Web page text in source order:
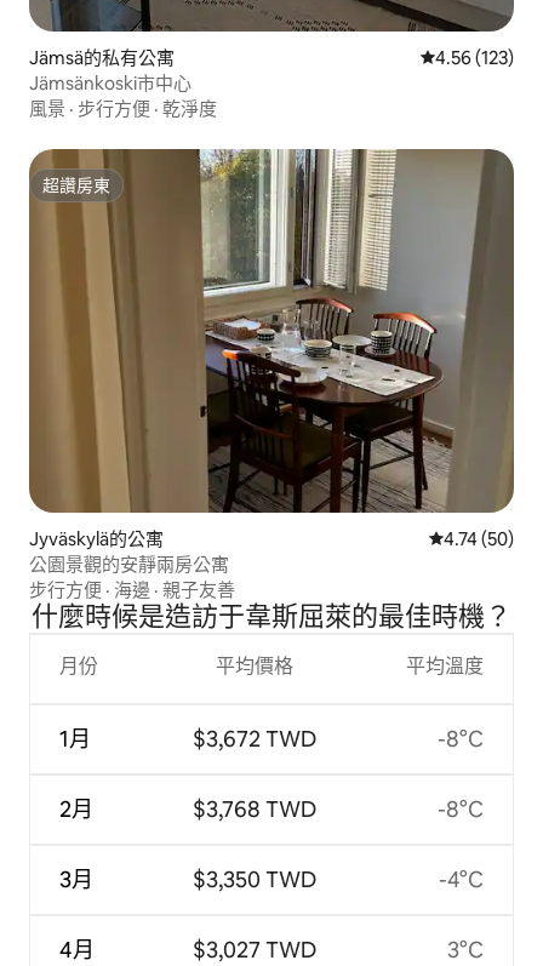
Jämsä的私有公寓 從 123 則評價
4.56 (123)
Jämsänkoski市中心
風景 · 步行方便 · 乾淨度
超讚房東
超讚房東
Jyväskylä的公寓 從 50 則評價
4.74 (50)
公園景觀的安靜兩房公寓
步行方便 · 海邊 · 親子友善
什麼時候是造訪于韋斯屈萊的最佳時機？
月份
1月
2月
3月
4月
平均價格
$3,672 TWD
$3,768 TWD
$3,350 TWD
$3,027 TWD
平均溫度
-8°C
-8°C
-4°C
3°C